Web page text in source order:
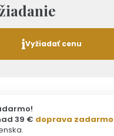
Vyžiadať cenu
39 € doprava zadarmo